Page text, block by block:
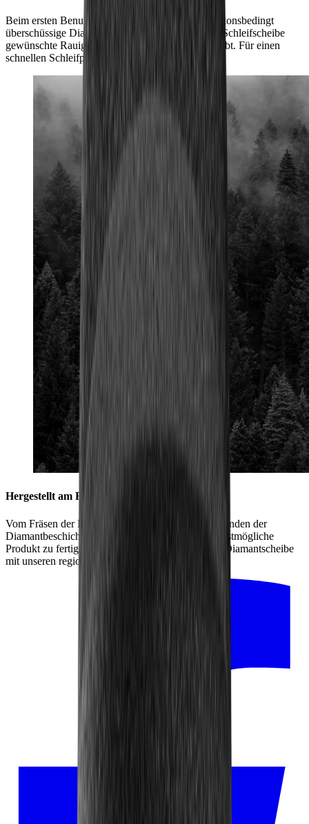
Beim ersten Benutzen lösen sich einmalig produktionsbedingt
überschüssige Diamantpartikel. Danach weist die Schleifscheibe
gewünschte Rauigkeit auf, die fortan bestehen bleibt. Für einen
schnellen Schleifprozess bei jeder Anwendung.
Hergestellt am Fuße des Schwarzwalds
Vom Fräsen der Edelstahlscheibe bis hin zum Einbinden der
Diamantbeschichtung zählt jedes Detail, um das bestmögliche
Produkt zu fertigen. Deshalb stellen wir die grobe Diamantscheibe
mit unseren regionalen Partnern her.